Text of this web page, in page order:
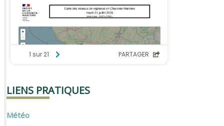
LIENS PRATIQUES
Météo